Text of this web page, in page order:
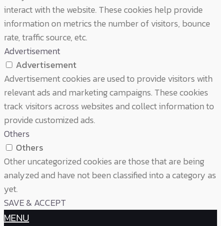
interact with the website. These cookies help provide
information on metrics the number of visitors, bounce
rate, traffic source, etc.
Advertisement
Advertisement
Advertisement cookies are used to provide visitors with
relevant ads and marketing campaigns. These cookies
track visitors across websites and collect information to
provide customized ads.
Others
Others
Other uncategorized cookies are those that are being
analyzed and have not been classified into a category as
yet.
SAVE & ACCEPT
MENU